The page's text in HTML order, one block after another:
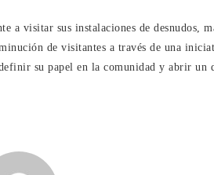
a visitar sus instalaciones de desnudos,
de visitantes a través de una
su papel en la comunidad y abrir un